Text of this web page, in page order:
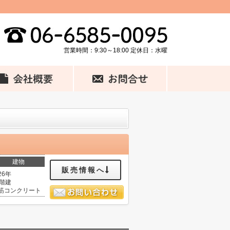
営業時間：9:30～18:00 定休日：水曜
建物
年
建
コンクリート
販売情報へ